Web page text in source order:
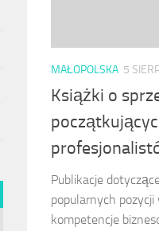
MAŁOPOLSKA 5
Książki o
Publikacje
popularnych
kompetencje